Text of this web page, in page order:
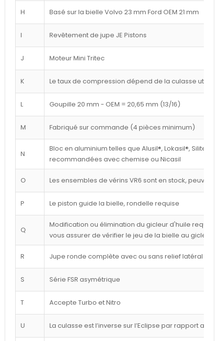
H Basé sur la bielle Volvo 23 mm Ford OEM 21 mm
I Revêtement de jupe JE Pistons
J Moteur Mini Tritec
K Le taux de compression dépend de la culasse
L Goupille 20 mm - OEM = 20,65 mm (13/16)
M Fabriqué sur commande (4 pièces minimum)
N
Bloc en aluminium telles que Alusil®, Lokasil®, Silitec®,
recommandées avec chemise ou Nicasil
O Les ensembles de vérins VR6 sont en stock, peuvent
P Le piston guide la bielle, rondelle requise
Q
Modification ou élimination du gicleur d'huile
vous assurer de vérifier le jeu de la bielle au gicleur
R Jupe ronde complète avec ou sans relief latéral
S Série FSR asymétrique
T Accepte Turbo et Nitro
U La culasse est l’inverse sur l’Eclipse par rapport au